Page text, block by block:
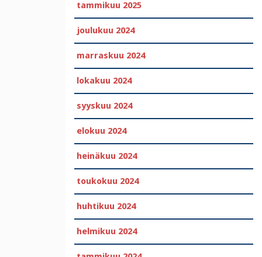
tammikuu 2025
joulukuu 2024
marraskuu 2024
lokakuu 2024
syyskuu 2024
elokuu 2024
heinäkuu 2024
toukokuu 2024
huhtikuu 2024
helmikuu 2024